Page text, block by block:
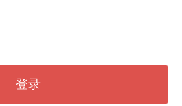
登录